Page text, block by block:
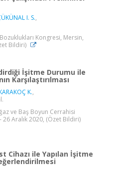
I. S.,
Kongresi, Mersin,
Bildiri)
İşitme Durumu ile
Karşılaştırılması
K.,
ve Baş Boyun Cerrahisi
Aralık 2020, (Özet Bildiri)
Cihazı ile Yapılan İşitme